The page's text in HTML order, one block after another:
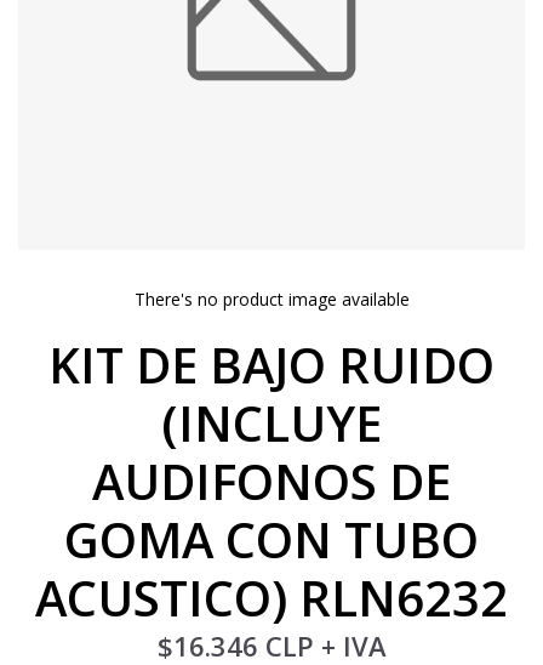
There's no product image available
KIT DE BAJO RUIDO
(INCLUYE
AUDIFONOS DE
GOMA CON TUBO
ACUSTICO) RLN6232
$16.346 CLP + IVA